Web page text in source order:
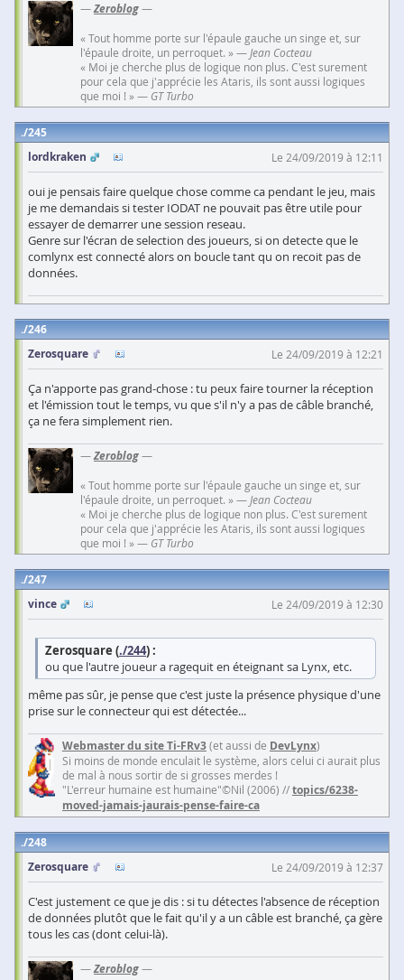
—Zeroblog—
« Tout homme porte sur l'épaule gauche un singe et, sur
l'épaule droite, un perroquet. » — Jean Cocteau
« Moi je cherche plus de logique non plus. C'est surement
pour cela que j'apprécie les Ataris, ils sont aussi logiques
que moi ! » — GT Turbo
245
lordkraken
Le 24/09/2019 à 12:11
oui je pensais faire quelque chose comme ca pendant le jeu, mais
je me demandais si tester IODAT ne pouvait pas être utile pour
essayer de demarrer une session reseau.
Genre sur l'écran de selection des joueurs, si on detecte que le
comlynx est connecté alors on boucle tant qu on recoit pas de
données.
246
Zerosquare
Le 24/09/2019 à 12:21
Ça n'apporte pas grand-chose : tu peux faire tourner la réception
et l'émission tout le temps, vu que s'il n'y a pas de câble branché,
ça ne fera simplement rien.
—Zeroblog—
« Tout homme porte sur l'épaule gauche un singe et, sur
l'épaule droite, un perroquet. » — Jean Cocteau
« Moi je cherche plus de logique non plus. C'est surement
pour cela que j'apprécie les Ataris, ils sont aussi logiques
que moi ! » — GT Turbo
247
vince
Le 24/09/2019 à 12:30
Zerosquare (./244) :
ou que l'autre joueur a ragequit en éteignant sa Lynx, etc.
même pas sûr, je pense que c'est juste la présence physique d'une
prise sur le connecteur qui est détectée...
Webmaster du site Ti-FRv3(et aussi de DevLynx)
Si moins de monde enculait le système, alors celui ci aurait plus
de mal à nous sortir de si grosses merdes !
"L'erreur humaine est humaine"©Nil (2006) //topics/6238-
moved-jamais-jaurais-pense-faire-ca
248
Zerosquare
Le 24/09/2019 à 12:37
C'est justement ce que je dis : si tu détectes l'absence de réception
de données plutôt que le fait qu'il y a un câble est branché, ça gère
tous les cas (dont celui-là).
—Zeroblog—